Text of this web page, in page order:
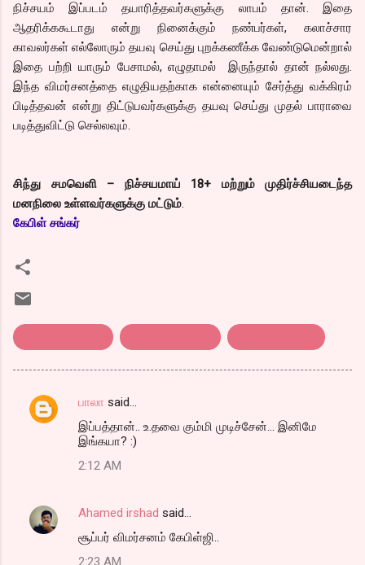
நிச்சயம் இப்படம் தயாரித்தவர்களுக்கு லாபம் தான். இதை
ஆதரிக்ககூடாது என்று நினைக்கும் நண்பர்கள், கலாச்சார
காவலர்கள் எல்லோரும் தயவு செய்து புறக்கணீக்க வேண்டுமென்றால்
இதை பற்றி யாரும் பேசாமல், எழுதாமல் இருந்தால் தான் நல்லது.
இந்த விமர்சனத்தை எழுதியதற்காக என்னையும் சேர்த்து வக்கிரம்
பிடித்தவன் என்று திட்டுபவர்களுக்கு தயவு செய்து முதல் பாராவை
படித்துவிட்டு செல்லவும்.
சிந்து சமவெளி – நிச்சயமாய் 18+ மற்றும் முதிர்ச்சியடைந்த
மனநிலை உள்ளவர்களுக்கு மட்டும்.
கேபிள் சங்கர்
C
n
பாலா said…
இப்பத்தான்.. உ.தவை கும்மி முடிச்சேன்... இனிமே
இங்கயா? :)
2:12 AM
Ahamed irshad said…
சூப்பர் விமர்சனம் கேபிள்ஜி..
2:23 AM